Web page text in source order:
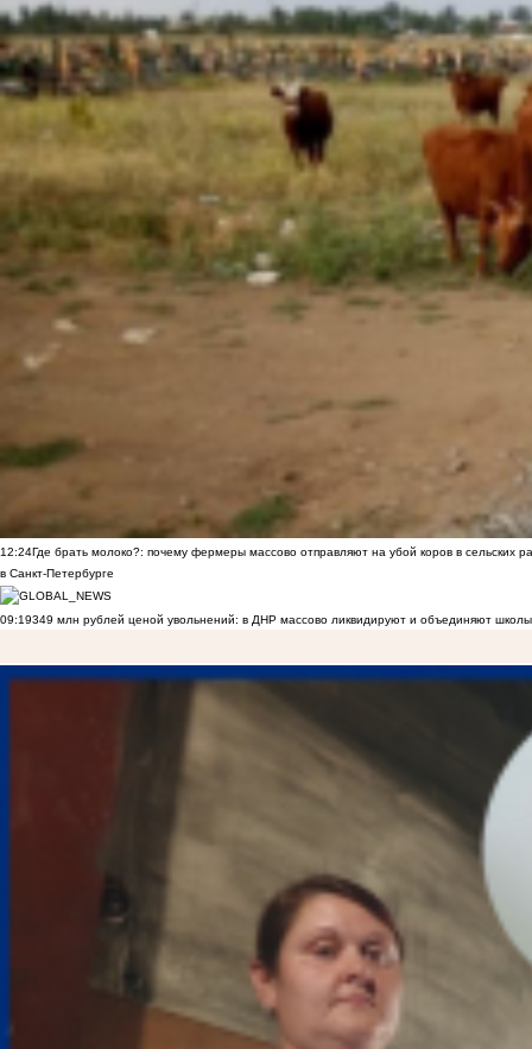
12:24Где брать молоко?: почему фермеры массово отправляют на убой коров в сельских
в Санкт-Петербурге
09:19349 млн рублей ценой увольнений: в ДНР массово ликвидируют и объединяют